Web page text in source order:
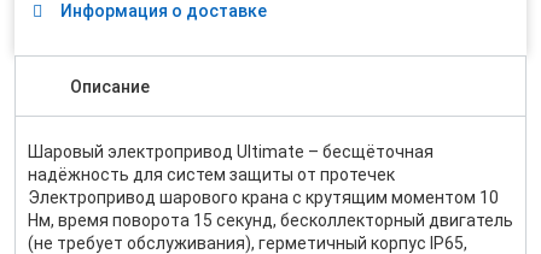
Информация о доставке
Описание
Шаровый электропривод Ultimate – бесщёточная
надёжность для систем защиты от протечек
Электропривод шарового крана с крутящим моментом 10
Нм, время поворота 15 секунд, бесколлекторный двигатель
(не требует обслуживания), герметичный корпус IP65,